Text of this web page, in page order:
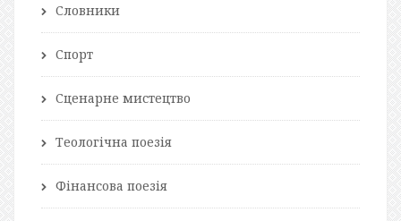
Словники
Спорт
Сценарне мистецтво
Теологічна поезія
Фінансова поезія